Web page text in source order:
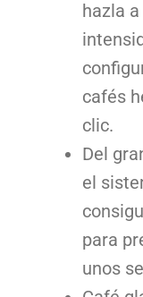
hazla
cafés
clic.
Del
el
para
unos